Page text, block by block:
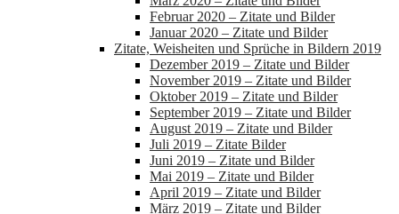
Februar 2020 – Zitate und Bilder
Januar 2020 – Zitate und Bilder
Zitate, Weisheiten und Sprüche in Bildern 2019
Dezember 2019 – Zitate und Bilder
November 2019 – Zitate und Bilder
Oktober 2019 – Zitate und Bilder
September 2019 – Zitate und Bilder
August 2019 – Zitate und Bilder
Juli 2019 – Zitate Bilder
Juni 2019 – Zitate und Bilder
Mai 2019 – Zitate und Bilder
April 2019 – Zitate und Bilder
März 2019 – Zitate und Bilder